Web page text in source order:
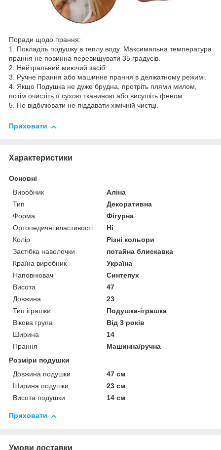
Поради щодо прання:
1. Покладіть подушку в теплу воду. Максимальна температура
прання не повинна перевищувати 35 градусів.
2. Нейтральний миючий засіб.
3. Ручне прання або машинне прання в делікатному режимі.
4. Якщо Подушка не дуже брудна, протріть плями милом,
потім очистіть її сухою тканиною або висушіть феном.
5. Не відбілювати не піддавати хімічній чистці.
Приховати
Характеристики
Основні
Виробник
Аліна
Тип
Декоративна
Форма
Фігурна
Ортопедичні властивості
Ні
Колір
Різні кольори
Застібка наволочки
потайна блискавка
Країна виробник
Україна
Наповнювач
Синтепух
Висота
47
Довжина
23
Тип іграшки
Подушка-іграшка
Вікова група
Від 3 років
Ширина
14
Прання
Машинна/ручна
Розміри подушки
Довжина подушки
47 см
Ширина подушки
23 см
Висота подушки
14 см
Приховати
Умови доставки